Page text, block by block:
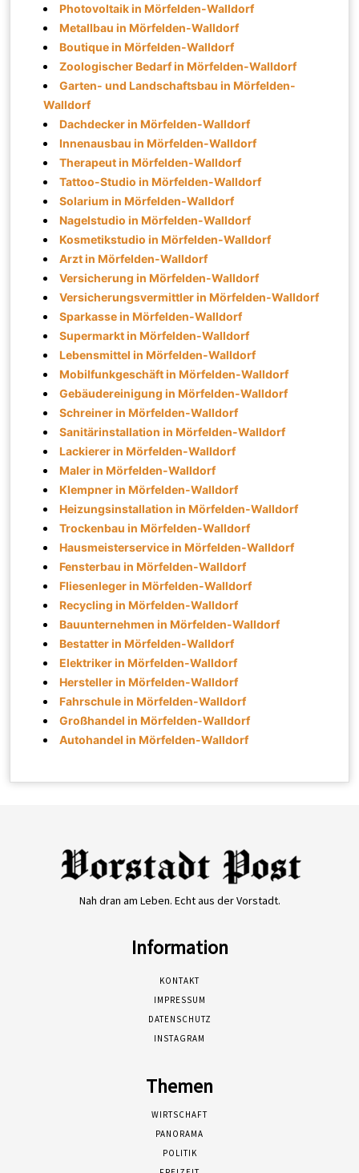
Photovoltaik in Mörfelden-Walldorf
Metallbau in Mörfelden-Walldorf
Boutique in Mörfelden-Walldorf
Zoologischer Bedarf in Mörfelden-Walldorf
Garten- und Landschaftsbau in Mörfelden-
Walldorf
Dachdecker in Mörfelden-Walldorf
Innenausbau in Mörfelden-Walldorf
Therapeut in Mörfelden-Walldorf
Tattoo-Studio in Mörfelden-Walldorf
Solarium in Mörfelden-Walldorf
Nagelstudio in Mörfelden-Walldorf
Kosmetikstudio in Mörfelden-Walldorf
Arzt in Mörfelden-Walldorf
Versicherung in Mörfelden-Walldorf
Versicherungsvermittler in Mörfelden-Walldorf
Sparkasse in Mörfelden-Walldorf
Supermarkt in Mörfelden-Walldorf
Lebensmittel in Mörfelden-Walldorf
Mobilfunkgeschäft in Mörfelden-Walldorf
Gebäudereinigung in Mörfelden-Walldorf
Schreiner in Mörfelden-Walldorf
Sanitärinstallation in Mörfelden-Walldorf
Lackierer in Mörfelden-Walldorf
Maler in Mörfelden-Walldorf
Klempner in Mörfelden-Walldorf
Heizungsinstallation in Mörfelden-Walldorf
Trockenbau in Mörfelden-Walldorf
Hausmeisterservice in Mörfelden-Walldorf
Fensterbau in Mörfelden-Walldorf
Fliesenleger in Mörfelden-Walldorf
Recycling in Mörfelden-Walldorf
Bauunternehmen in Mörfelden-Walldorf
Bestatter in Mörfelden-Walldorf
Elektriker in Mörfelden-Walldorf
Hersteller in Mörfelden-Walldorf
Fahrschule in Mörfelden-Walldorf
Großhandel in Mörfelden-Walldorf
Autohandel in Mörfelden-Walldorf
Nah dran am Leben. Echt aus der Vorstadt.
Information
KONTAKT
IMPRESSUM
DATENSCHUTZ
INSTAGRAM
Themen
WIRTSCHAFT
PANORAMA
POLITIK